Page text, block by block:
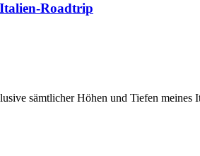
Roadtrip
sämtlicher Höhen und Tiefen